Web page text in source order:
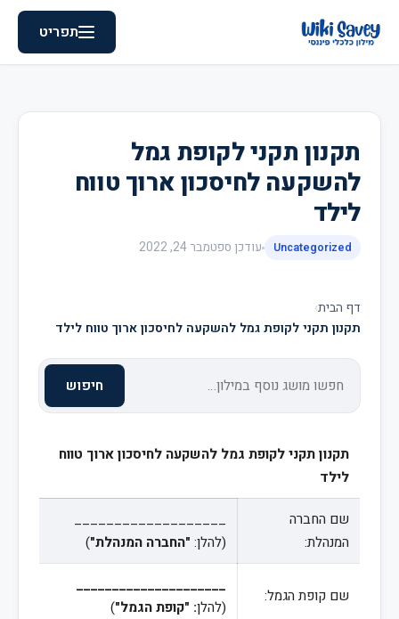
תפריט
תקנון תקני לקופת גמל
להשקעה לחיסכון ארוך טווח
לילד
Uncategorized עודכן ספטמבר 24, 2022
דף הבית›
תקנון תקני לקופת גמל להשקעה לחיסכון ארוך טווח לילד
חיפוש
תקנון תקני לקופת גמל להשקעה לחיסכון ארוך טווח
לילד
שם החברה
המנהלת:
___________________
(להלן: "החברה המנהלת")
שם קופת הגמל:
_____________________
(להלן: "קופת הגמל")